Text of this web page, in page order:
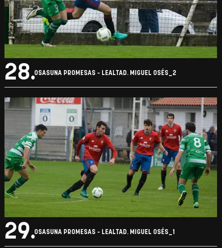
28.OSASUNA PROMESAS - LEALTAD. MIGUEL OSÉS_2
29.OSASUNA PROMESAS - LEALTAD. MIGUEL OSÉS_1